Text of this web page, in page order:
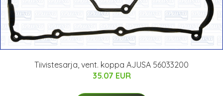
Tiivistesarja, vent. koppa AJUSA 56033200
35.07 EUR